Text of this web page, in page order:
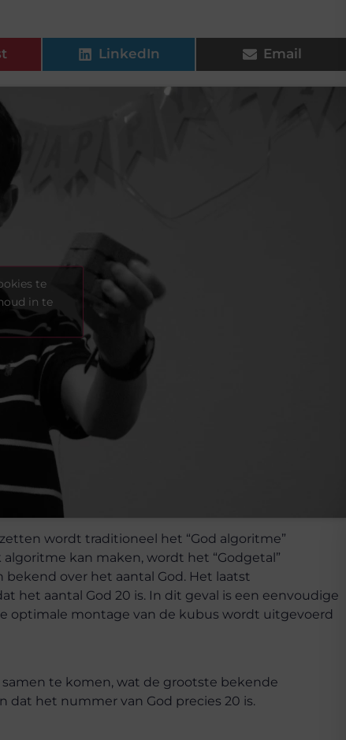
LinkedIn Email
te
in te
wordt traditioneel het “God algoritme”
kan maken, wordt het “Godgetal”
over het aantal God. Het laatst
het aantal God 20 is. In dit geval is een eenvoudige
optimale montage van de kubus wordt uitgevoerd
te komen, wat de grootste bekende
dat het nummer van God precies 20 is.